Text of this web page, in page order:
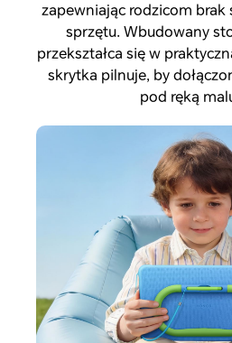
zapewniając rodzicom brak
sprzętu. Wbudowany
przekształca się w
skrytka pilnuje, by
pod ręką